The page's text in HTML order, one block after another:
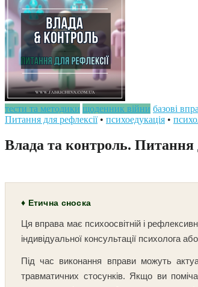
тести та методики щоденник війни базові
Питання для рефлексії• психоедукація •
Влада та контроль. Питання
♦ Етична сноска
Ця вправа має психоосвітній і
індивідуальної консультації психолога
Під час виконання вправи можуть
травматичних стосунків. Якщо ви